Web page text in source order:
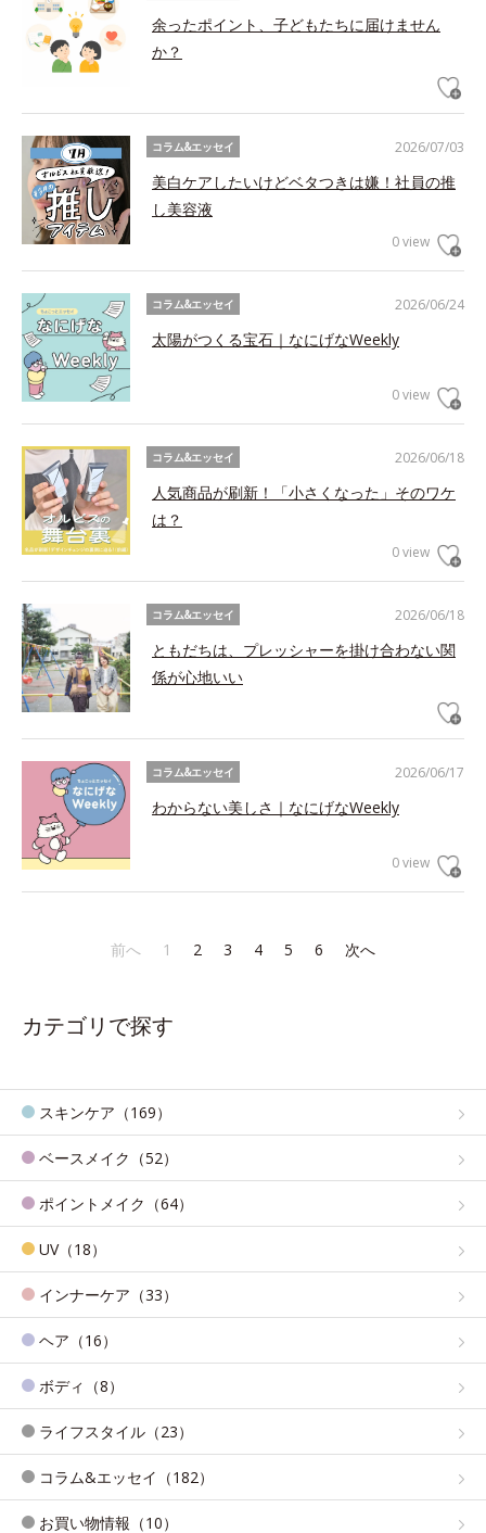
余ったポイント、子どもたちに届けません
か？
2026/07/03
コラム&エッセイ
美白ケアしたいけどベタつきは嫌！社員の推
し美容液
0 view
2026/06/24
コラム&エッセイ
太陽がつくる宝石｜なにげなWeekly
0 view
2026/06/18
コラム&エッセイ
人気商品が刷新！「小さくなった」そのワケ
は？
0 view
2026/06/18
コラム&エッセイ
ともだちは、プレッシャーを掛け合わない関
係が心地いい
2026/06/17
コラム&エッセイ
わからない美しさ｜なにげなWeekly
0 view
前へ 1 2 3 4 5 6 次へ
カテゴリで探す
スキンケア（169）
ベースメイク（52）
ポイントメイク（64）
UV（18）
インナーケア（33）
ヘア（16）
ボディ（8）
ライフスタイル（23）
コラム&エッセイ（182）
お買い物情報（10）